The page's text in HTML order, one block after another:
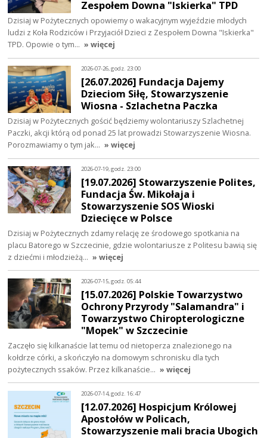
Zespołem Downa "Iskierka" TPD
Dzisiaj w Pożytecznych opowiemy o wakacyjnym wyjeździe młodych
ludzi z Koła Rodziców i Przyjaciół Dzieci z Zespołem Downa "Iskierka"
TPD. Opowie o tym… » więcej
2026-07-26, godz. 23:00
[26.07.2026] Fundacja Dajemy
Dzieciom Siłę, Stowarzyszenie
Wiosna - Szlachetna Paczka
Dzisiaj w Pożytecznych gościć będziemy wolontariuszy Szlachetnej
Paczki, akcji którą od ponad 25 lat prowadzi Stowarzyszenie Wiosna.
Porozmawiamy o tym jak… » więcej
2026-07-19, godz. 23:00
[19.07.2026] Stowarzyszenie Polites,
Fundacja Św. Mikołaja i
Stowarzyszenie SOS Wioski
Dziecięce w Polsce
Dzisiaj w Pożytecznych zdamy relację ze środowego spotkania na
placu Batorego w Szczecinie, gdzie wolontariusze z Politesu bawią się
z dziećmi i młodzieżą… » więcej
2026-07-15, godz. 05:44
[15.07.2026] Polskie Towarzystwo
Ochrony Przyrody "Salamandra" i
Towarzystwo Chiropterologiczne
"Mopek" w Szczecinie
Zaczęło się kilkanaście lat temu od nietoperza znalezionego na
kołdrze córki, a skończyło na domowym schronisku dla tych
pożytecznych ssaków. Przez kilkanaście… » więcej
2026-07-14, godz. 16:47
[12.07.2026] Hospicjum Królowej
Apostołów w Policach,
Stowarzyszenie mali bracia Ubogich